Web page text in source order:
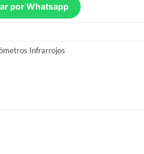
por Whatsapp
Infrarrojos